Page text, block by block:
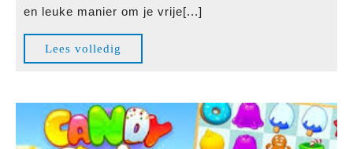
en leuke manier om je vrije[...]
Lees volledig
volledig